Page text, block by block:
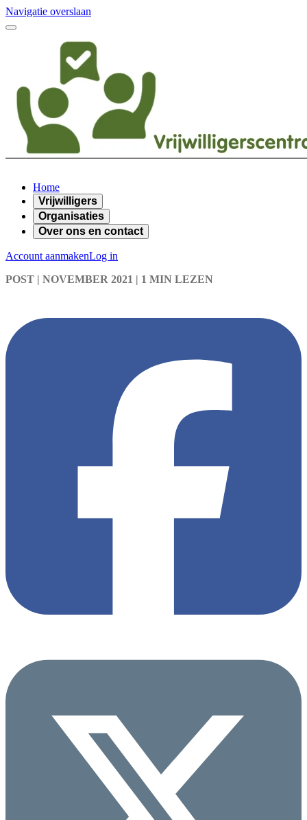
Navigatie overslaan
Home
Vrijwilligers
Organisaties
Over ons en contact
Account aanmakenLog in
POST | NOVEMBER 2021 | 1 MIN LEZEN